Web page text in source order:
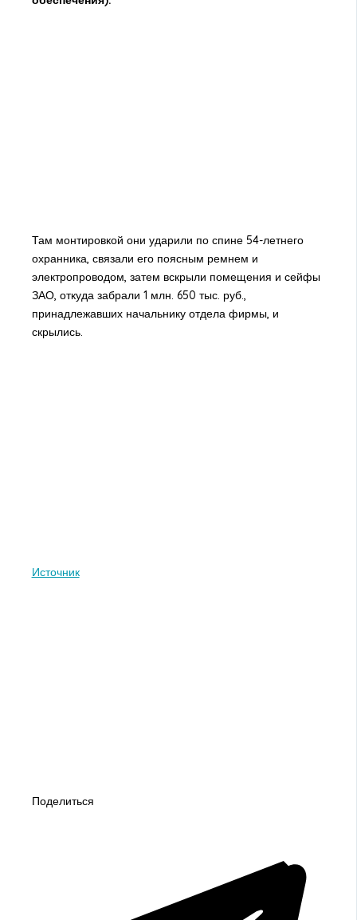
Там монтировкой они ударили по спине 54-летнего
охранника, связали его поясным ремнем и
электропроводом, затем вскрыли помещения и сейфы
ЗАО, откуда забрали 1 млн. 650 тыс. руб.,
принадлежавших начальнику отдела фирмы, и
скрылись.
Источник
Поделиться